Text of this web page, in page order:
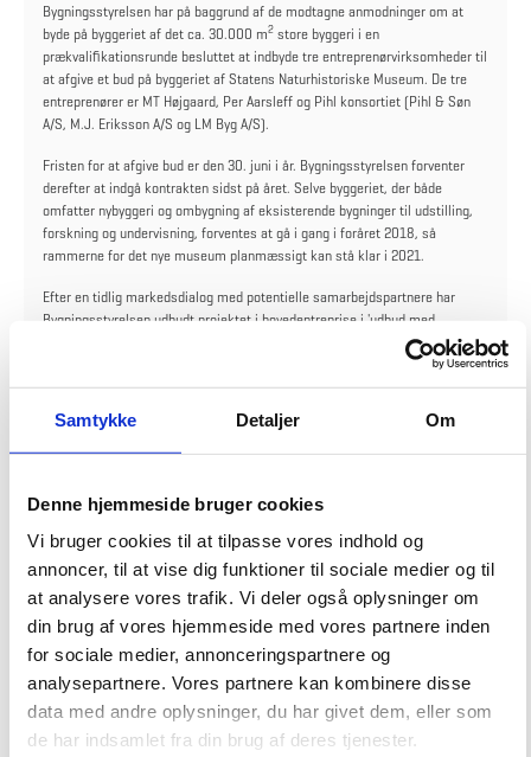
Samtykke Detaljer Om
Denne hjemmeside bruger cookies
Vi bruger cookies til at tilpasse vores indhold og
annoncer, til at vise dig funktioner til sociale medier og til
at analysere vores trafik. Vi deler også oplysninger om
din brug af vores hjemmeside med vores partnere inden
for sociale medier, annonceringspartnere og
analysepartnere. Vores partnere kan kombinere disse
data med andre oplysninger, du har givet dem, eller som
de har indsamlet fra din brug af deres tjenester.
Bygningsstyrelsen har på baggrund af de modtagne anmodninger om at
byde på byggeriet af det ca. 30.000 m2 store byggeri i en
prækvalifikationsrunde besluttet at indbyde tre entreprenørvirksomheder til
at afgive et bud på byggeriet af Statens Naturhistoriske Museum. De tre
entreprenører er MT Højgaard, Per Aarsleff og Pihl konsortiet (Pihl & Søn
A/S, M.J. Eriksson A/S og LM Byg A/S).
Fristen for at afgive bud er den 30. juni i år. Bygningsstyrelsen forventer
derefter at indgå kontrakten sidst på året. Selve byggeriet, der både
omfatter nybyggeri og ombygning af eksisterende bygninger til udstilling,
forskning og undervisning, forventes at gå i gang i foråret 2018, så
rammerne for det nye museum planmæssigt kan stå klar i 2021.
Efter en tidlig markedsdialog med potentielle samarbejdspartnere har
Bygningsstyrelsen udbudt projektet i hovedentreprise i 'udbud med
forhandling'. På basis af et udviklet projektforslag er projektet budt ud, så
der efter modtagelse af tilbud bliver en forhandlingsrunde med de bydende
entreprenører. Efter tildeling af kontrakten skal den vindende entreprenør
sammen med totalrådgiver og bygherre deltage i en fase med
projektoptimering og samprojektering, hvor der vil ske en verificering af
prisen. I forbindelse med samarbejdet er der indført en exit-klausul, der
sig fra samarbejdet. Klausulen vil kun kunne benyttes umiddelbart efter